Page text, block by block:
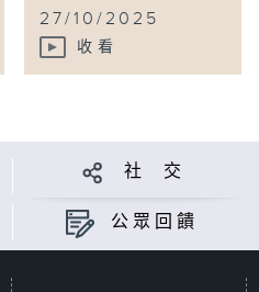
27/10/2025
收看
社 交
公眾回饋